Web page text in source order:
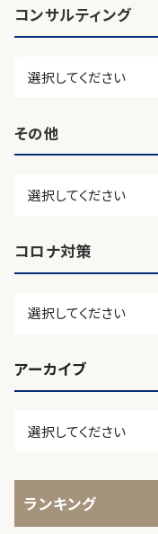
コンサルティング
その他
コロナ対策
アーカイブ
ランキング